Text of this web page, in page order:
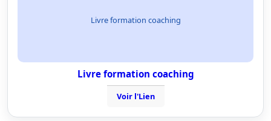
Livre formation coaching
Livre formation coaching
Voir l'Lien